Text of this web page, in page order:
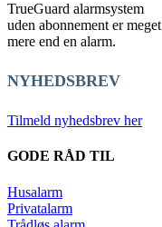
TrueGuard alarmsystem
uden abonnement er meget
mere end en alarm.
NYHEDSBREV
Tilmeld nyhedsbrev her
GODE RÅD TIL
Husalarm
Privatalarm